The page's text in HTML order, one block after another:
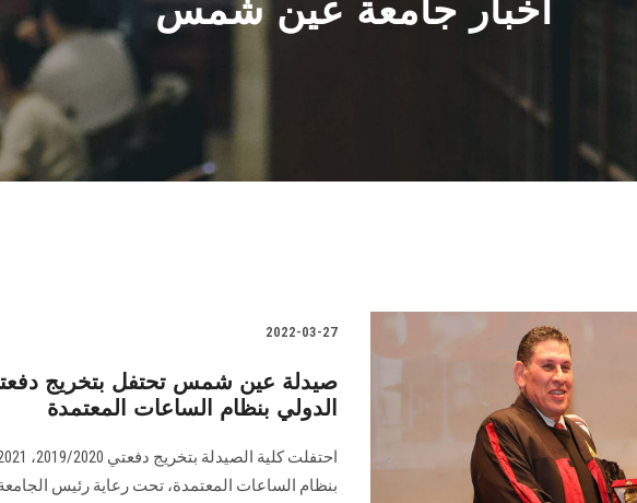
أخبار جامعة عين شمس
2022-03-27
صيدلة عين شمس تحتفل بتخريج
الدولي بنظام الساعات المعتمدة
بنظام الساعات المعتمدة، تحت رعاية رئيس